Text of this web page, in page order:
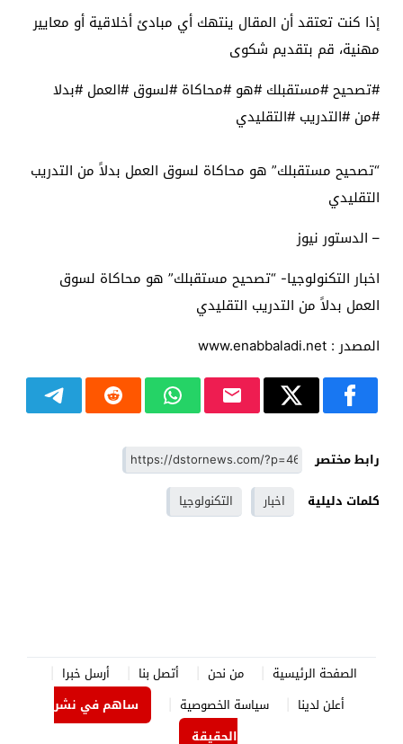
إذا كنت تعتقد أن المقال ينتهك أي مبادئ أخلاقية أو معايير
مهنية، قم بتقديم شكوى
#تصحيح #مستقبلك #هو #محاكاة #لسوق #العمل #بدلا
#من #التدريب #التقليدي
“تصحيح مستقبلك” هو محاكاة لسوق العمل بدلاً من التدريب
التقليدي
– الدستور نيوز
اخبار التكنولوجيا- “تصحيح مستقبلك” هو محاكاة لسوق
العمل بدلاً من التدريب التقليدي
المصدر : www.enabbaladi.net
رابط مختصر
كلمات دليلية
اخبار التكنولوجيا
الصفحة الرئيسية من نحن أتصل بنا
أرسل خبرا
أعلن لدينا
سياسة الخصوصية
ساهم في نشر
الحقيقة